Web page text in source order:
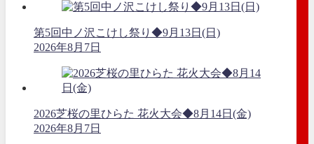
第5回中ノ沢こけし祭り◆9月13日(日)
2026年8月7日
2026芝桜の里ひらた 花火大会◆8月14日(金)
2026年8月7日